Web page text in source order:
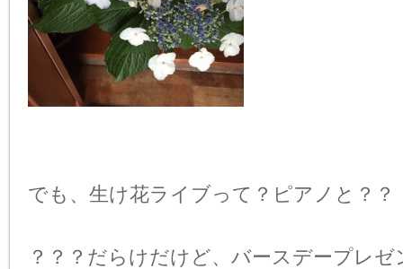
でも、生け花ライブって？ピアノと？？
？？？だらけだけど、バースデープレ